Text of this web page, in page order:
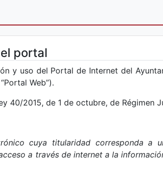
portal
y uso del Portal de Internet del
Web”).
40/2015, de 1 de octubre, de Régimen
cuya titularidad corresponda a
a través de internet a la